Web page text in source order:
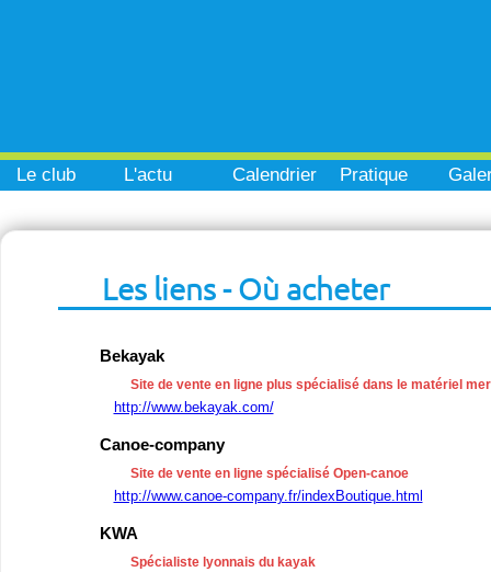
Le club L'actu Calendrier Pratique
Les liens - Où acheter
Bekayak
Site de vente en ligne plus spécialisé dans le matériel mer
http://www.bekayak.com/
Canoe-company
Site de vente en ligne spécialisé Open-canoe
http://www.canoe-company.fr/indexBoutique.html
KWA
Spécialiste lyonnais du kayak